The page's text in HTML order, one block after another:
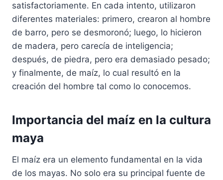
satisfactoriamente. En cada intento, utilizaron
diferentes materiales: primero, crearon al hombre
de barro, pero se desmoronó; luego, lo hicieron
de madera, pero carecía de inteligencia;
después, de piedra, pero era demasiado pesado;
y finalmente, de maíz, lo cual resultó en la
creación del hombre tal como lo conocemos.
Importancia del maíz en la cultura
maya
El maíz era un elemento fundamental en la vida
de los mayas. No solo era su principal fuente de